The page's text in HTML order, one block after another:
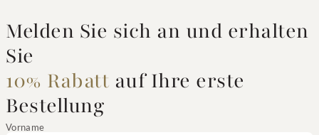
Melden Sie sich an und erhalten
Sie
10% Rabatt auf Ihre erste
Bestellung
Vorname